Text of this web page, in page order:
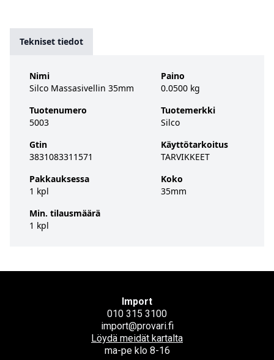
Tekniset tiedot
Nimi
Silco Massasivellin 35mm
Tuotenumero
5003
Gtin
3831083311571
Pakkauksessa
1 kpl
Min. tilausmäärä
1 kpl
Paino
0.0500 kg
Tuotemerkki
Silco
Käyttötarkoitus
TARVIKKEET
Koko
35mm
Import
010 315 3100
import@provari.fi
Löydä meidät kartalta
ma-pe klo 8-16